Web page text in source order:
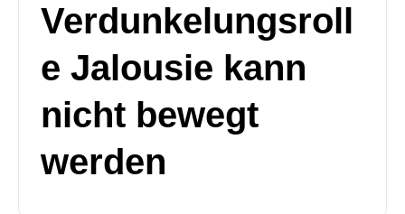
Verdunkelungsroll
e Jalousie kann
nicht bewegt
werden